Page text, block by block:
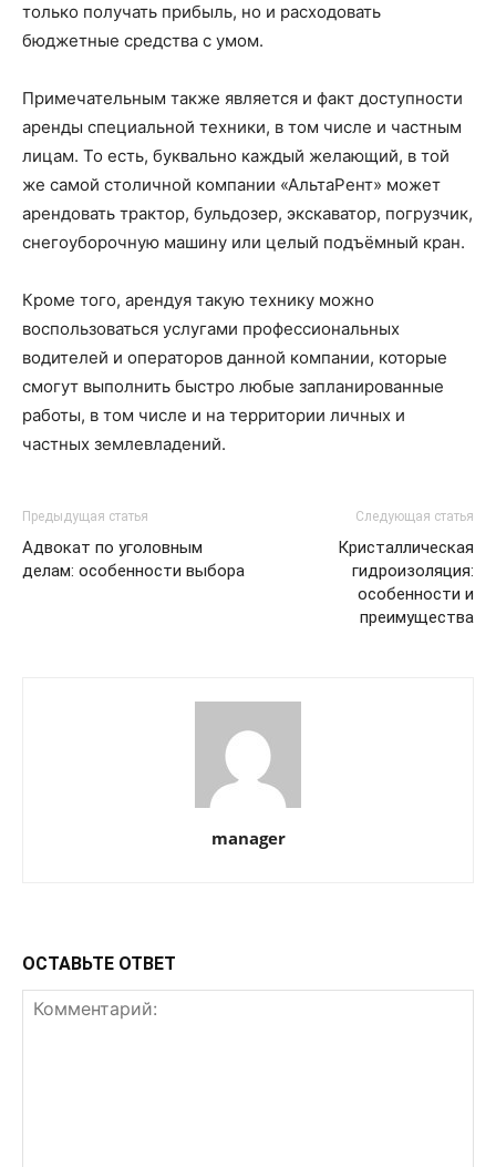
только получать прибыль, но и расходовать
бюджетные средства с умом.
Примечательным также является и факт доступности
аренды специальной техники, в том числе и частным
лицам. То есть, буквально каждый желающий, в той
же самой столичной компании «АльтаРент» может
арендовать трактор, бульдозер, экскаватор, погрузчик,
снегоуборочную машину или целый подъёмный кран.
Кроме того, арендуя такую технику можно
воспользоваться услугами профессиональных
водителей и операторов данной компании, которые
смогут выполнить быстро любые запланированные
работы, в том числе и на территории личных и
частных землевладений.
Предыдущая статья
Адвокат по уголовным
делам: особенности выбора
Следующая статья
Кристаллическая
гидроизоляция:
особенности и
преимущества
manager
ОСТАВЬТЕ ОТВЕТ